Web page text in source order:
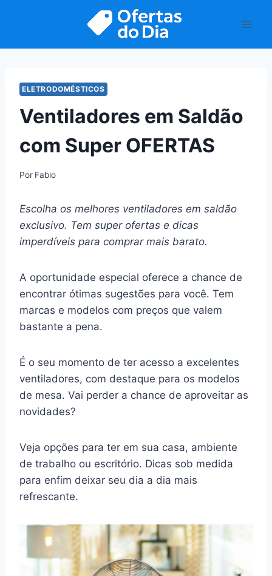
ELETRODOMÉSTICOS
Ventiladores em Saldão
com Super OFERTAS
Por Fabio
Escolha os melhores ventiladores em saldão
exclusivo. Tem super ofertas e dicas
imperdíveis para comprar mais barato.
A oportunidade especial oferece a chance de
encontrar ótimas sugestões para você. Tem
marcas e modelos com preços que valem
bastante a pena.
É o seu momento de ter acesso a excelentes
ventiladores, com destaque para os modelos
de mesa. Vai perder a chance de aproveitar as
novidades?
Veja opções para ter em sua casa, ambiente
de trabalho ou escritório. Dicas sob medida
para enfim deixar seu dia a dia mais
refrescante.